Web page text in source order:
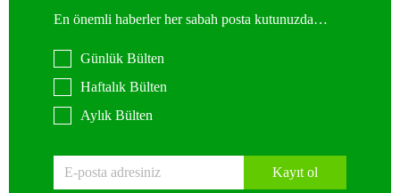
En önemli haberler her sabah posta kutunuzda…
Günlük Bülten
Haftalık Bülten
Aylık Bülten
Kayıt ol